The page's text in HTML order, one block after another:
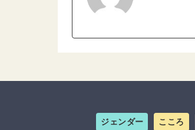
ジェンダー こころ